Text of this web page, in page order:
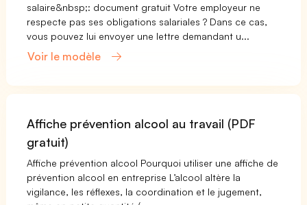
salaire&nbsp;: document gratuit Votre employeur ne
respecte pas ses obligations salariales ? Dans ce cas,
vous pouvez lui envoyer une lettre demandant u...
Voir le modèle
Affiche prévention alcool au travail (PDF
gratuit)
Affiche prévention alcool Pourquoi utiliser une affiche de
prévention alcool en entreprise L’alcool altère la
vigilance, les réflexes, la coordination et le jugement,